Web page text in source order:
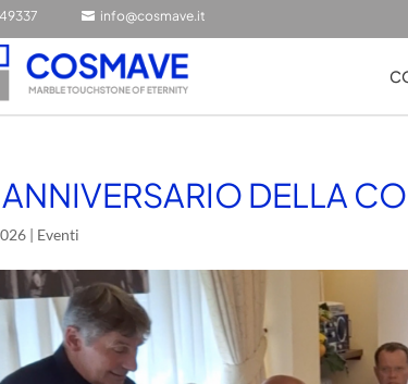
 info@cosmave.it
DELLA
| Eventi